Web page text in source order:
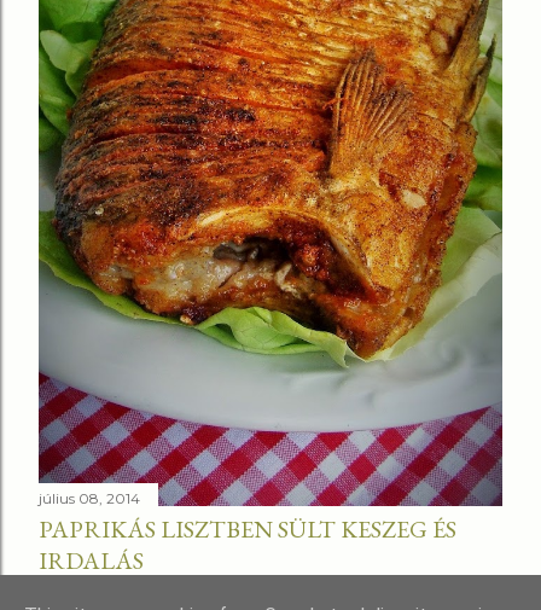
július 08, 2014
PAPRIKÁS LISZTBEN SÜLT KESZEG ÉS
IRDALÁS